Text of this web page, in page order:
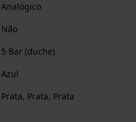
Analógico
Não
5 Bar (duche)
Azul
Prata, Prata, Prata